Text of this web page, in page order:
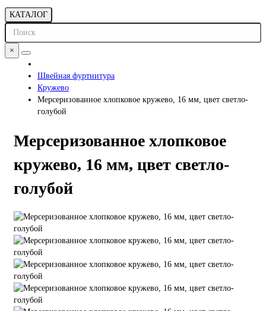
КАТАЛОГ
×
Швейная фуртнитура
Кружево
Мерсеризованное хлопковое кружево, 16 мм, цвет светло-
голубой
Мерсеризованное хлопковое
кружево, 16 мм, цвет светло-
голубой